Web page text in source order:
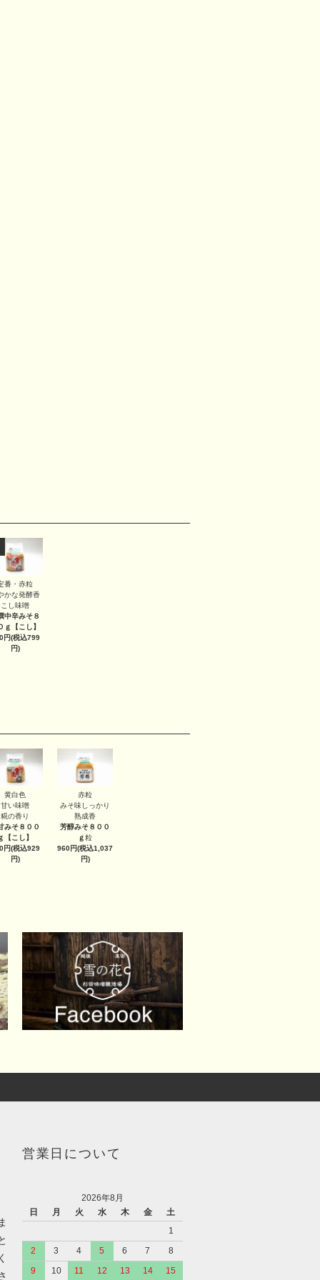
番・赤粒
かな発酵香
こし味噌
中辛みそ８
ｇ
【こし】
円(税込799
円)
黄白色
甘い味噌
糀の香り
みそ８００
ｇ
【こし】
円(税込929
円)
赤粒
みそ味しっかり
熟成香
芳醇みそ８００
ｇ粒
960円(税込1,037
円)
営業日について
2026年8月
日
月 火 水 木 金
土
1
2
3 4 5 6 7
8
9
10 11 12 13 14 15